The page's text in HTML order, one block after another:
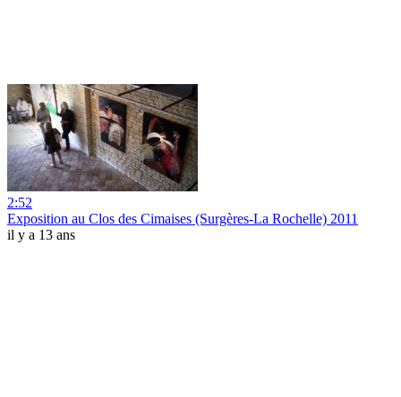
2:52
Exposition au Clos des Cimaises (Surgères-La Rochelle) 2011
il y a 13 ans